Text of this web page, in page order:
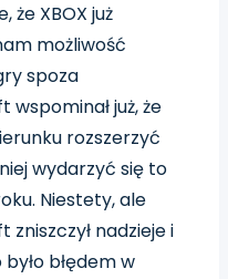
że XBOX już
możliwość
spoza
już, że
rozszerzyć
wydarzyć się to
Niestety, ale
zniszczył nadzieje i
było błędem w